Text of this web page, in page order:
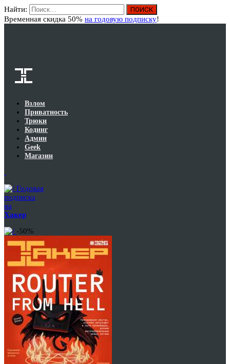
Найти:
Временная скидка 50% на годовую подписку!
Взлом
Приватность
Трюки
Кодинг
Админ
Geek
Магазин
Годовая
подписка
на
Хакер
-50%